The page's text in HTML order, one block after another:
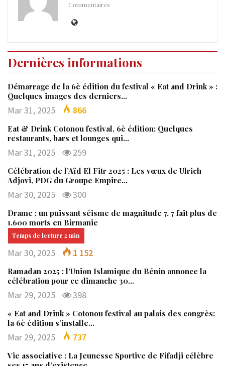
Commentaires
Dernières informations
Démarrage de la 6è édition du festival « Eat and Drink » :
Quelques images des derniers…
Mar 31, 2025 866
Eat & Drink Cotonou festival, 6è édition: Quelques
restaurants, bars et lounges qui…
Mar 31, 2025 259
Célébration de l’Aïd El Fitr 2025 : Les vœux de Ulrich
Adjovi, PDG du Groupe Empire…
Mar 30, 2025 300
Drame : un puissant séisme de magnitude 7, 7 fait plus de
1.600 morts en Birmanie
Mar 30, 2025 1 152
Ramadan 2025 : l’Union Islamique du Bénin annonce la
célébration pour ce dimanche 30…
Mar 29, 2025 398
« Eat and Drink » Cotonou festival au palais des congrès:
la 6è édition s’installe…
Mar 29, 2025 737
Vie associative : La Jeunesse Sportive de Fifadji célèbre